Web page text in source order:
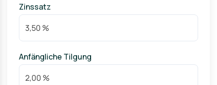
Zinssatz
Anfängliche Tilgung